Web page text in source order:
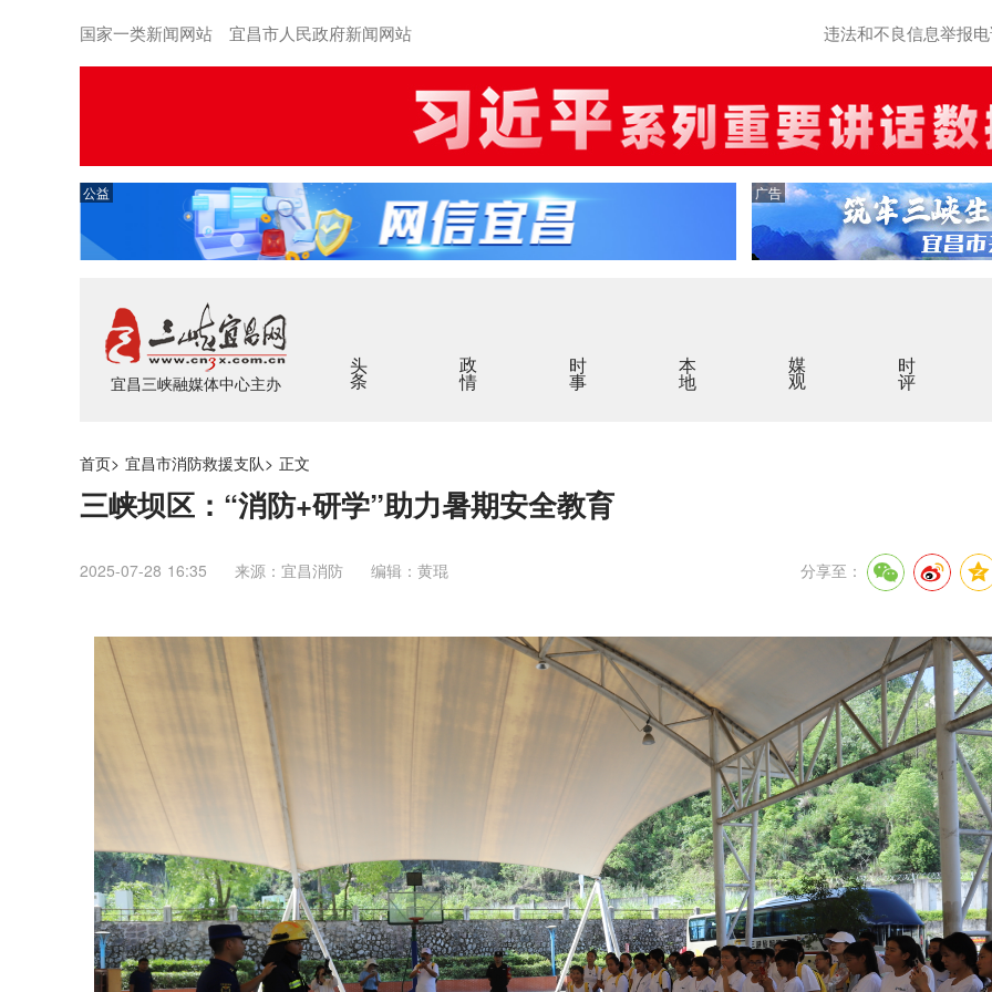
国家一类新闻网站 宜昌市人民政府新闻网站 违法和不良信息举报
公益 广告
宜昌三峡融媒体中心主办
头条 政情 时事 本地 媒观 时评
首页> 宜昌市消防救援支队> 正文
三峡坝区：“消防+研学”助力暑期安全教育
2025-07-28 16:35 来源：宜昌消防 编辑：黄琨 分享至：